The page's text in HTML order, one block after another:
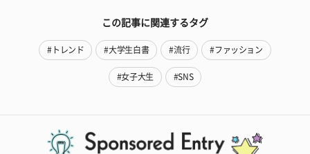
この記事に関連するタグ
#トレンド #大学生白書 #流行 #ファッション
#女子大生 #SNS